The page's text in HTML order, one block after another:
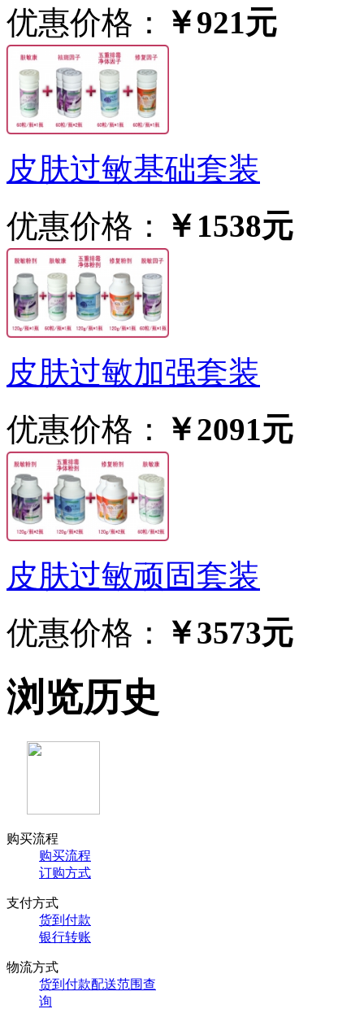
优惠价格： ￥921元
皮肤过敏基础套装
优惠价格：
￥1538元
皮肤过敏加强套装
优惠价格：
￥2091元
皮肤过敏顽固套装
优惠价格：
￥3573元
浏览历史
购买流程
购买流程
订购方式
支付方式
货到付款
银行转账
物流方式
货到付款配送范围查
询